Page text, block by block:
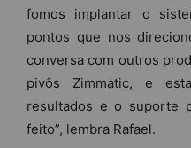
fomos implantar o
pontos que nos
conversa com outros
pivôs Zimmatic, e
resultados e o suporte
feito”, lembra Rafael.